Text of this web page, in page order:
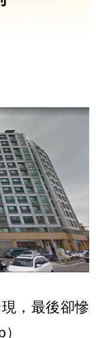
，最後卻慘